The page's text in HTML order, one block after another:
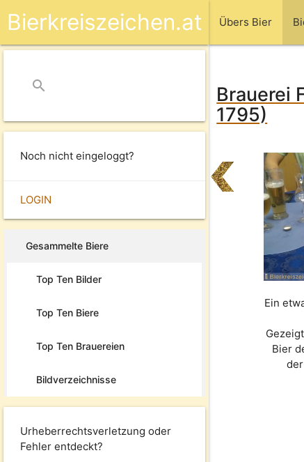
Übers Bier
Bierkreiszeichen.at
search
Noch nicht eingeloggt?
LOGIN
Gesammelte Biere
Top Ten Bilder
Top Ten Biere
Top Ten Brauereien
Bildverzeichnisse
Urheberrechtsverletzung oder
Fehler entdeckt?
Brauerei
1795)
Ein
Bier